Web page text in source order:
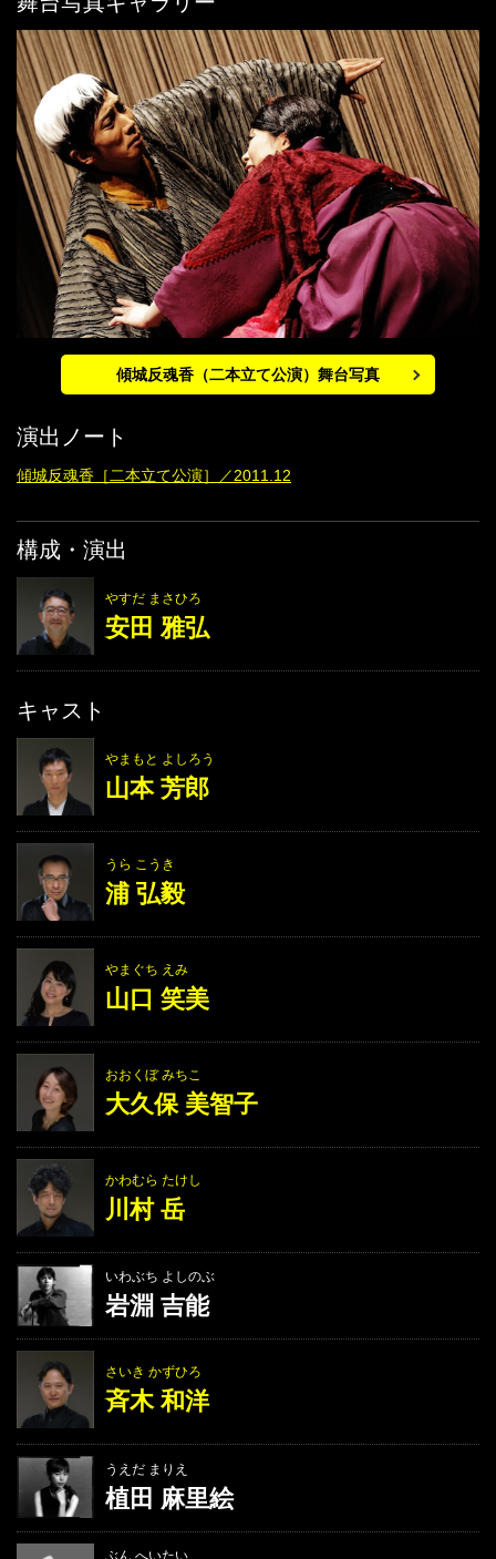
傾城反魂香（二本立て公演）舞台写真
演出ノート
傾城反魂香［二本立て公演］／2011.12
構成・演出
やすだ まさひろ
安田 雅弘
キャスト
やまもと よしろう
山本 芳郎
うら こうき
浦 弘毅
やまぐち えみ
山口 笑美
おおくぼ みちこ
大久保 美智子
かわむら たけし
川村 岳
いわぶち よしのぶ
岩淵 吉能
さいき かずひろ
斉木 和洋
うえだ まりえ
植田 麻里絵